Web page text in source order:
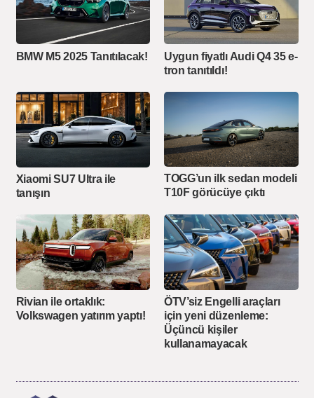
BMW M5 2025 Tanıtılacak!
Uygun fiyatlı Audi Q4 35 e-
tron tanıtıldı!
Xiaomi SU7 Ultra ile
tanışın
TOGG’un ilk sedan modeli
T10F görücüye çıktı
Rivian ile ortaklık:
Volkswagen yatırım yaptı!
ÖTV’siz Engelli araçları
için yeni düzenleme:
Üçüncü kişiler
kullanamayacak